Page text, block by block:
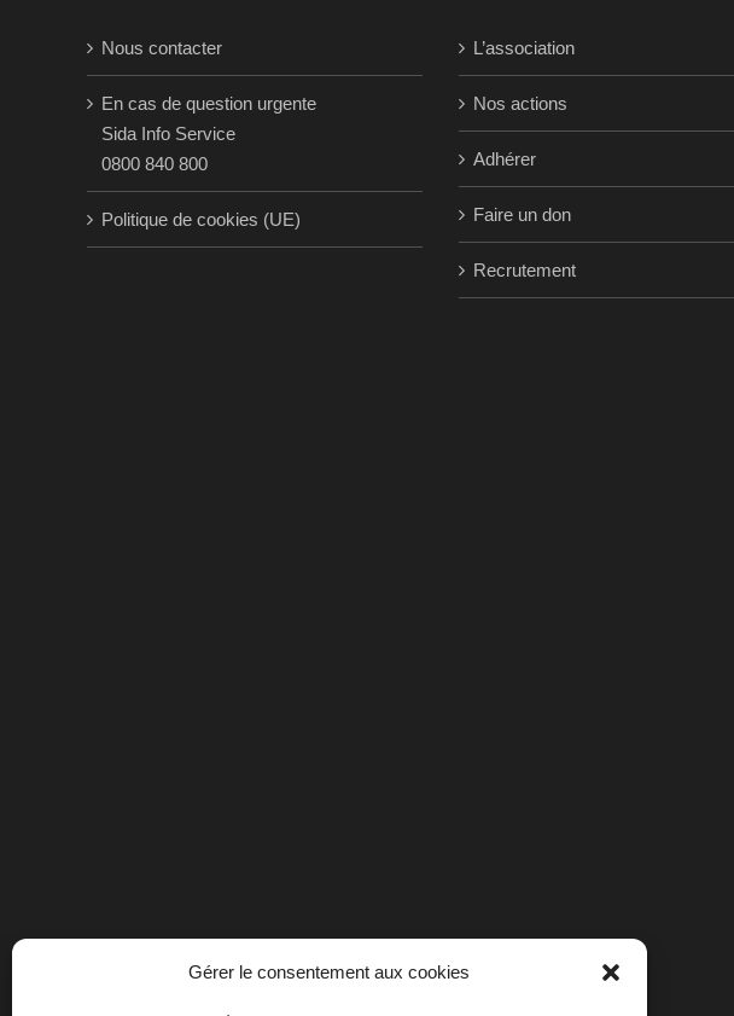
Gérer le consentement aux cookies
Nous contacter
En cas de question urgente
Sida Info Service
0800 840 800
Politique de cookies (UE)
L’association
Nos actions
Adhérer
Faire un don
Recrutement